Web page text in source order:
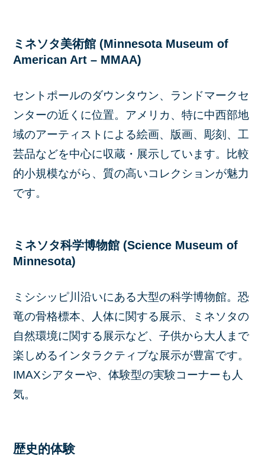
ミネソタ美術館 (Minnesota Museum of
American Art – MMAA)
セントポールのダウンタウン、ランドマークセ
ンターの近くに位置。アメリカ、特に中西部地
域のアーティストによる絵画、版画、彫刻、工
芸品などを中心に収蔵・展示しています。比較
的小規模ながら、質の高いコレクションが魅力
です。
ミネソタ科学博物館 (Science Museum of
Minnesota)
ミシシッピ川沿いにある大型の科学博物館。恐
竜の骨格標本、人体に関する展示、ミネソタの
自然環境に関する展示など、子供から大人まで
楽しめるインタラクティブな展示が豊富です。
IMAXシアターや、体験型の実験コーナーも人
気。
歴史的体験